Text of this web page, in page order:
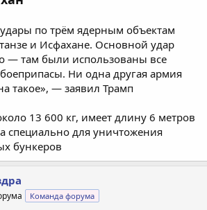
по трём ядерным объектам
и Исфахане. Основной удар
— там были использованы все
Ни одна другая армия
такое», — заявил Трамп
13 600 кг, имеет длину 6 метров
специально для уничтожения
бункеров
Команда форума